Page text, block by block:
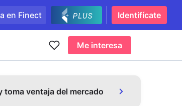
en Finect Identifícate
Me interesa
toma ventaja del mercado